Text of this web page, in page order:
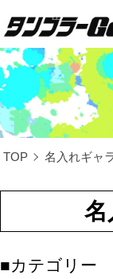
TOP 名入れギャ
名
カテゴリー